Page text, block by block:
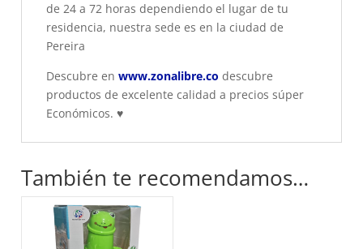
de 24 a 72 horas dependiendo el lugar de tu
residencia, nuestra sede es en la ciudad de
Pereira
Descubre en www.zonalibre.co descubre
productos de excelente calidad a precios súper
Económicos. ♥
También te recomendamos…